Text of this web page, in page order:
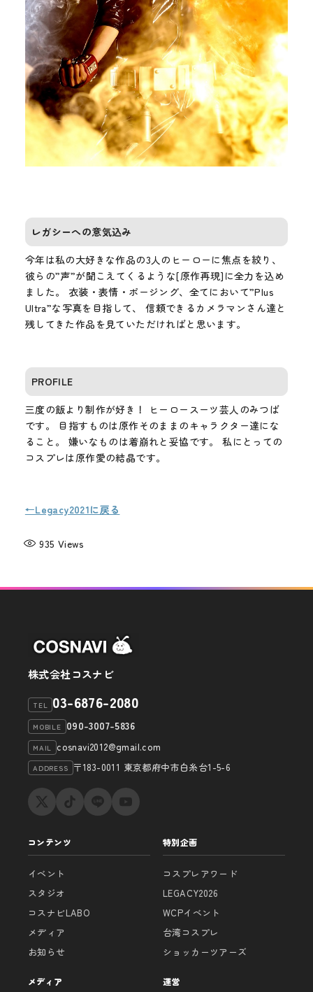
レガシーへの意気込み
今年は私の大好きな作品の3人のヒーローに焦点を絞り、
彼らの”声”が聞こえてくるような[原作再現]に全力を込め
ました。 衣装・表情・ポージング、全てにおいて”Plus
Ultra”な写真を目指して、 信頼できるカメラマンさん達と
残してきた作品を見ていただければと思います。
PROFILE
三度の飯より制作が好き！ ヒーロースーツ芸人のみつば
です。 目指すものは原作そのままのキャラクター達にな
ること。 嫌いなものは着崩れと妥協です。 私にとっての
コスプレは原作愛の結晶です。
←Legacy2021に戻る
935 Views
株式会社コスナビ
TEL 03-6876-2080
MOBILE 090-3007-5836
MAIL cosnavi2012@gmail.com
ADDRESS 〒183-0011 東京都府中市白糸台1-5-6
コンテンツ
イベント
スタジオ
コスナビLABO
メディア
お知らせ
特別企画
コスプレアワード
LEGACY2026
WCPイベント
台湾コスプレ
ショッカーツアーズ
メディア 運営